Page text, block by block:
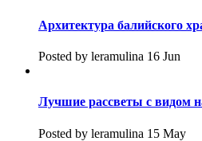
Архитектура балийского
Posted by leramulina 16 Jun
Лучшие рассветы с видом
Posted by leramulina 15 May